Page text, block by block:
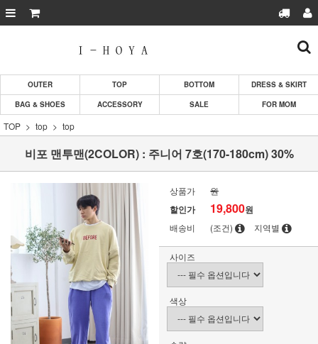
OUTER TOP BOTTOM
DRESS & SKIRT
BAG & SHOES
ACCESSORY SALE FOR MOM
TOP top top
비포 맨투맨(2COLOR) : 주니어 7호(170-180cm) 30%
상품가 원
할인가 19,800원
배송비 (조건) 지역별
사이즈
색상